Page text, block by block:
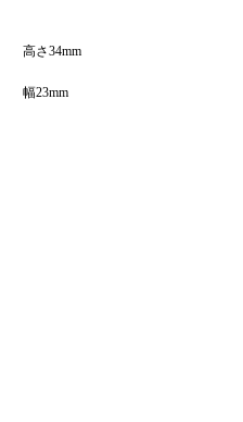
高さ34mm
幅23mm